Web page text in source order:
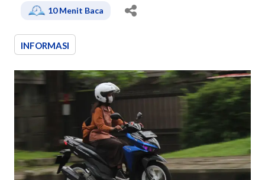
10Menit Baca
INFORMASI